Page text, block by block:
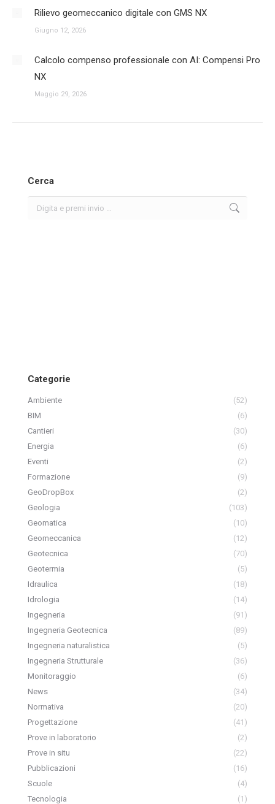
Rilievo geomeccanico digitale con GMS NX
Giugno 12, 2026
Calcolo compenso professionale con AI: Compensi Pro
NX
Maggio 29, 2026
Cerca
Categorie
Ambiente
(52)
BIM
(6)
Cantieri
(30)
Energia
(6)
Eventi
(2)
Formazione
(9)
GeoDropBox
(2)
Geologia
(103)
Geomatica
(10)
Geomeccanica
(12)
Geotecnica
(70)
Geotermia
(5)
Idraulica
(18)
Idrologia
(14)
Ingegneria
(91)
Ingegneria Geotecnica
(89)
Ingegneria naturalistica
(5)
Ingegneria Strutturale
(36)
Monitoraggio
(6)
News
(34)
Normativa
(20)
Progettazione
(41)
Prove in laboratorio
(2)
Prove in situ
(22)
Pubblicazioni
(16)
Scuole
(4)
Tecnologia
(1)